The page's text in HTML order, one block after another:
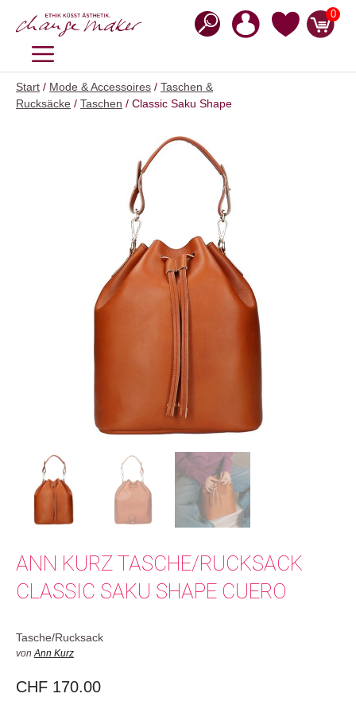
Inhalt
0
MENÜ
Start / Mode & Accessoires / Taschen &
Rucksäcke / Taschen / Classic Saku Shape
ANN KURZ TASCHE/RUCKSACK
CLASSIC SAKU SHAPE CUERO
Tasche/Rucksack
vonAnn Kurz
CHF 170.00